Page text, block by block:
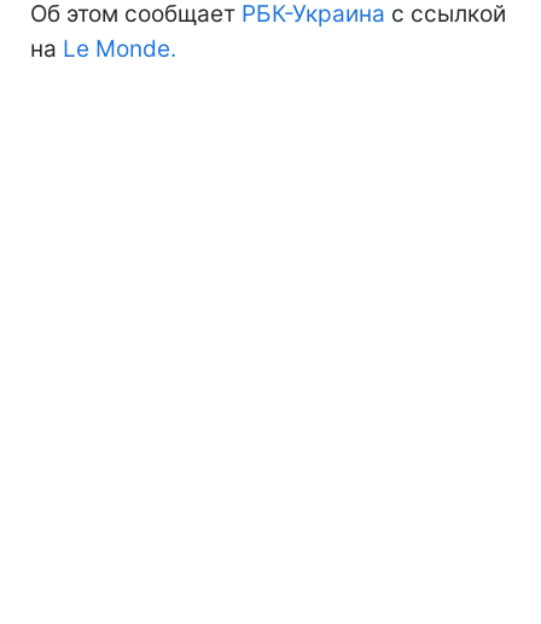
Об этом сообщает РБК-Украина с ссылкой
на Le Monde.